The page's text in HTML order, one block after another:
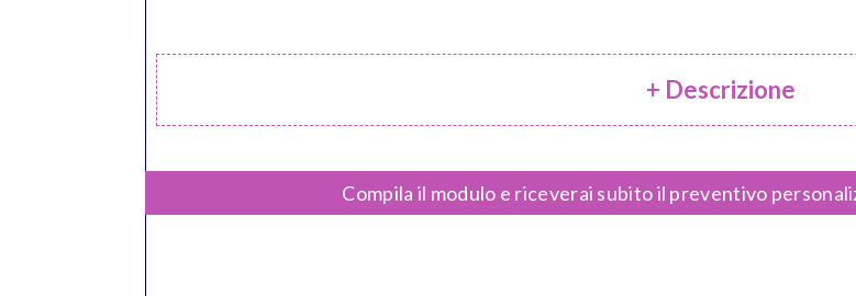
+ Descrizione
Compila il modulo e riceverai subito il preventivo